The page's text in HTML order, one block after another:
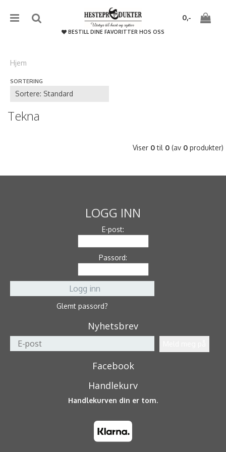
{/literal}����������
0,-
BESTILL DINE FAVORITTER HOS OSS
Hjem
SORTERING
Tekna
Viser 0til 0 (av 0 produkter)
LOGG INN
E-post:
Passord:
Glemt passord?
Nyhetsbrev
Facebook
Handlekurv
Handlekurven din er tom.